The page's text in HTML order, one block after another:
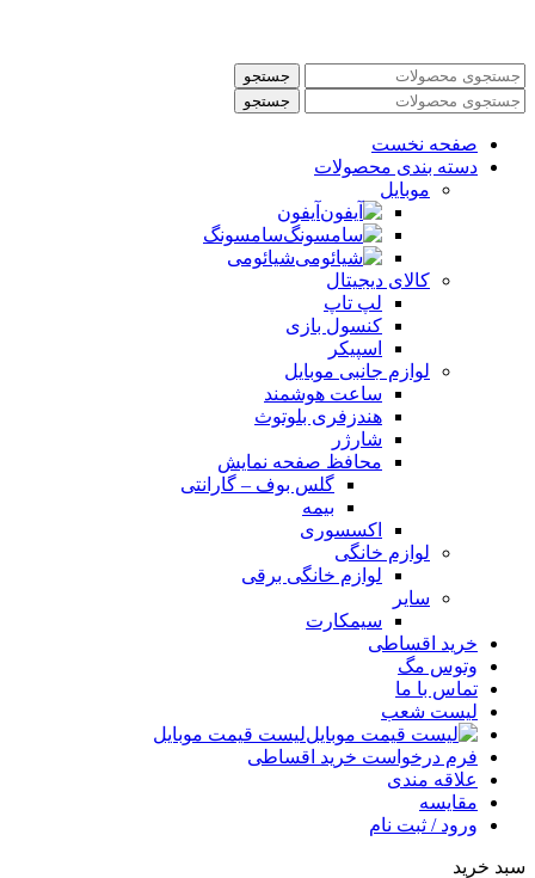
جستجو
جستجو
صفحه نخست
دسته بندی محصولات
موبایل
آیفون
سامسونگ
شیائومی
کالای دیجیتال
لپ تاپ
کنسول بازی
اسپیکر
لوازم جانبی موبایل
ساعت هوشمند
هندزفری بلوتوث
شارژر
محافظ صفحه نمایش
گلس بوف – گارانتی
بیمه
اکسسوری
لوازم خانگی
لوازم خانگی برقی
سایر
سیمکارت
خرید اقساطی
وتوس مگ
تماس با ما
لیست شعب
لیست قیمت موبایل
فرم درخواست خرید اقساطی
علاقه مندی
مقایسه
ورود / ثبت نام
سبد خرید